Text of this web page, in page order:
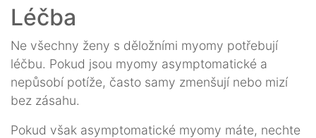
Léčba
Ne všechny ženy s děložními myomy potřebují
léčbu. Pokud jsou myomy asymptomatické a
nepůsobí potíže, často samy zmenšují nebo mizí
bez zásahu.
Pokud však asymptomatické myomy máte, nechte